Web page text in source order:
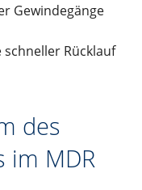
Gewindegänge
schneller Rücklauf
des
im MDR